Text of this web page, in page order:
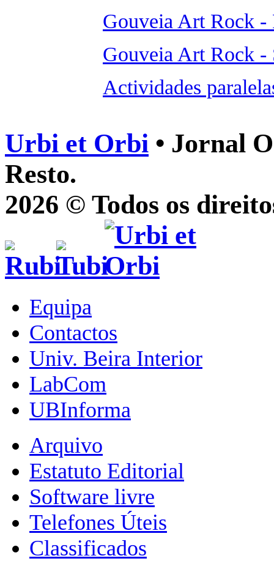
Gouveia Art Rock -
Gouveia Art Rock -
Actividades
Urbi et Orbi • Jornal
Resto.
2026 © Todos os
Equipa
Contactos
Univ. Beira Interior
LabCom
UBInforma
Arquivo
Estatuto Editorial
Software livre
Telefones Úteis
Classificados